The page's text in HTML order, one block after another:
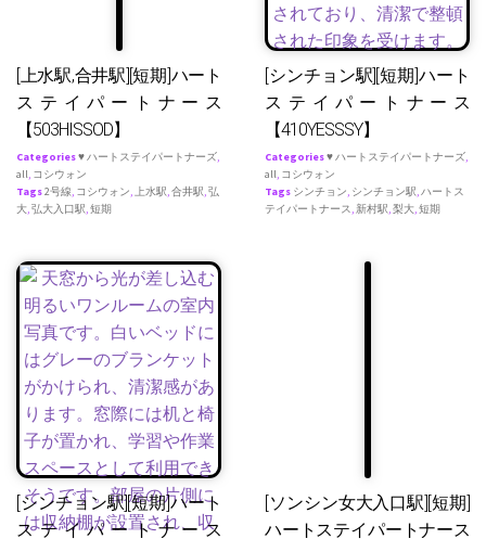
[上水駅,合井駅][短期]ハート
ステイパートナース
【503HISSOD】
Categories♥ ハートステイパートナーズ,
all, コシウォン
Tags2号線, コシウォン, 上水駅,合井駅,弘
大,弘大入口駅,短期
[シンチョン駅][短期]ハート
ステイパートナース
【410YESSSY】
Categories♥ ハートステイパートナーズ,
all, コシウォン
Tags シンチョン, シンチョン駅,ハートス
テイパートナース,新村駅,梨大,短期
[シンチョン駅][短期]ハート
ステイパートナース
[ソンシン女大入口駅][短期]
ハートステイパートナース